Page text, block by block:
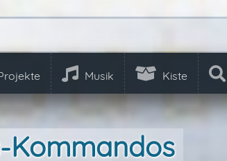
Musik Kiste
Kommandos